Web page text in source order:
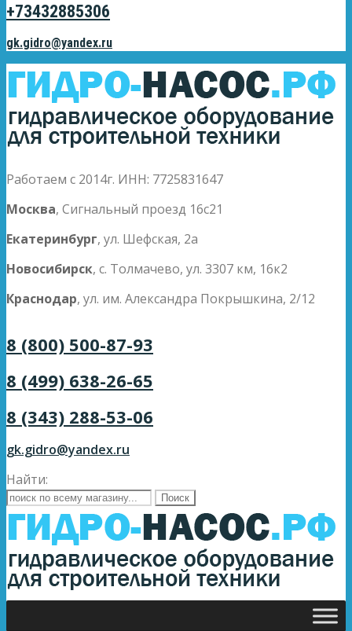
+73432885306
gk.gidro@yandex.ru
Работаем с 2014г. ИНН: 7725831647
Москва, Сигнальный проезд 16с21
Екатеринбург, ул. Шефская, 2а
Новосибирск, с. Толмачево, ул. 3307 км, 16к2
Краснодар, ул. им. Александра Покрышкина, 2/12
8 (800) 500-87-93
8 (499) 638-26-65
8 (343) 288-53-06
gk.gidro@yandex.ru
Найти: